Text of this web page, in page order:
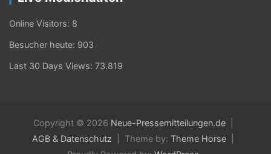
Online Visitors: 8
Besucher heute: 903
Last 30 Days Views: 73.819
Copyright © 2026 Neue-Pressemitteilungen.de
AGB & Datenschutz
Theme by: Theme Horse